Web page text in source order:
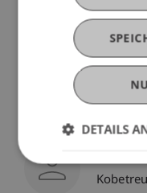
Prof.
Betreuer
DETAILS